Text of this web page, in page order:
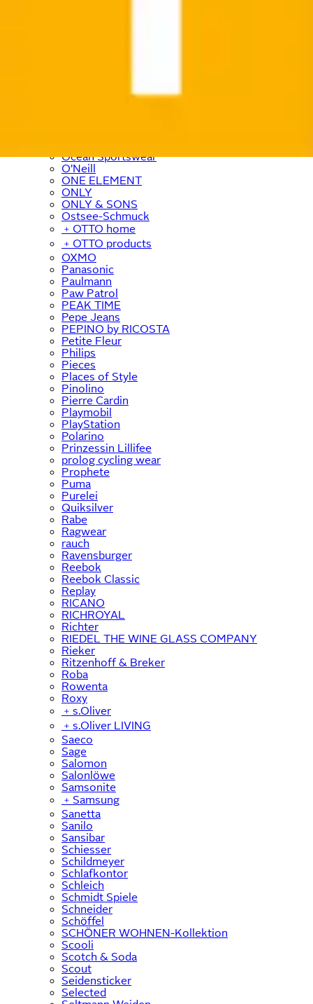
NORTH BEND
Ocean Sportswear
O'Neill
ONE ELEMENT
ONLY
ONLY & SONS
Ostsee-Schmuck
﹢ OTTO home
﹢ OTTO products
OXMO
Panasonic
Paulmann
Paw Patrol
PEAK TIME
Pepe Jeans
PEPINO by RICOSTA
Petite Fleur
Philips
Pieces
Places of Style
Pinolino
Pierre Cardin
Playmobil
PlayStation
Polarino
Prinzessin Lillifee
prolog cycling wear
Prophete
Puma
Purelei
Quiksilver
Rabe
Ragwear
rauch
Ravensburger
Reebok
Reebok Classic
Replay
RICANO
RICHROYAL
Richter
RIEDEL THE WINE GLASS COMPANY
Rieker
Ritzenhoff & Breker
Roba
Rowenta
Roxy
﹢ s.Oliver
﹢ s.Oliver LIVING
Saeco
Sage
Salomon
Salonlöwe
Samsonite
﹢ Samsung
Sanetta
Sanilo
Sansibar
Schiesser
Schildmeyer
Schlafkontor
Schleich
Schmidt Spiele
Schneider
Schöffel
SCHÖNER WOHNEN-Kollektion
Scooli
Scotch & Soda
Scout
Seidensticker
Selected